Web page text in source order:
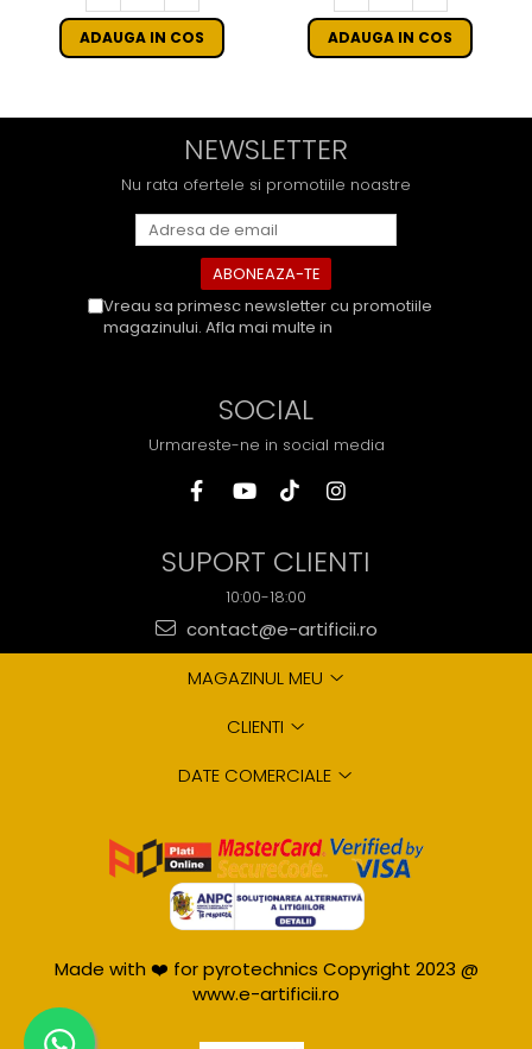
ADAUGA IN COS ADAUGA IN COS
NEWSLETTER
Nu rata ofertele si promotiile noastre
Vreau sa primesc newsletter cu promotiile
magazinului. Afla mai multe in
SOCIAL
Urmareste-ne in social media
SUPORT CLIENTI
10:00-18:00
contact@e-artificii.ro
MAGAZINUL MEU
CLIENTI
DATE COMERCIALE
Made with ❤️ for pyrotechnics Copyright 2023 @
www.e-artificii.ro